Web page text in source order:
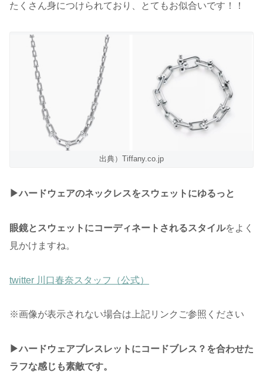
たくさん身につけられており、とてもお似合いです！！
出典）Tiffany.co.jp
▶︎ハードウェアのネックレスをスウェットにゆるっと
眼鏡とスウェットにコーディネートされるスタイルをよく
見かけますね。
twitter 川口春奈スタッフ（公式）
※画像が表示されない場合は上記リンクご参照ください
▶︎ハードウェアブレスレットにコードブレス？を合わせた
ラフな感じも素敵です。